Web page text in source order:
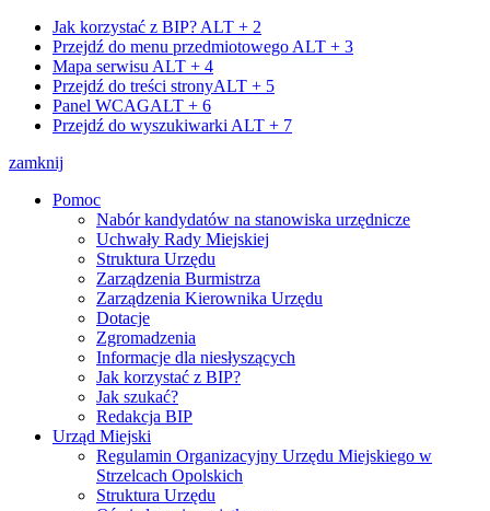
Jak korzystać z BIP? ALT + 2
Przejdź do menu przedmiotowego ALT + 3
Mapa serwisu ALT + 4
Przejdź do treści stronyALT + 5
Panel WCAGALT + 6
Przejdź do wyszukiwarki ALT + 7
zamknij
Pomoc
Nabór kandydatów na stanowiska urzędnicze
Uchwały Rady Miejskiej
Struktura Urzędu
Zarządzenia Burmistrza
Zarządzenia Kierownika Urzędu
Dotacje
Zgromadzenia
Informacje dla niesłyszących
Jak korzystać z BIP?
Jak szukać?
Redakcja BIP
Urząd Miejski
Regulamin Organizacyjny Urzędu Miejskiego w
Strzelcach Opolskich
Struktura Urzędu